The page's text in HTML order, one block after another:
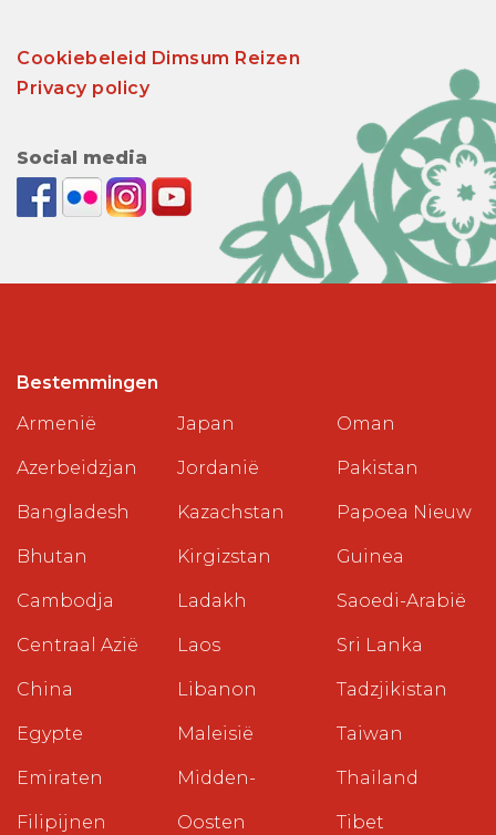
Cookiebeleid Dimsum Reizen
Privacy policy
Social media
Bestemmingen
Armenië
Azerbeidzjan
Bangladesh
Bhutan
Cambodja
Centraal Azië
China
Egypte
Emiraten
Filipijnen
Japan
Jordanië
Kazachstan
Kirgizstan
Ladakh
Laos
Libanon
Maleisië
Midden-
Oosten
Oman
Pakistan
Papoea Nieuw
Guinea
Saoedi-Arabië
Sri Lanka
Tadzjikistan
Taiwan
Thailand
Tibet